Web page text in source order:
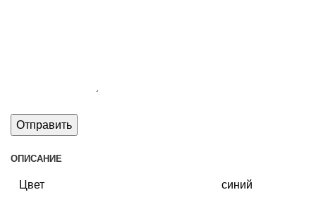
ОПИСАНИЕ
Цвет синий